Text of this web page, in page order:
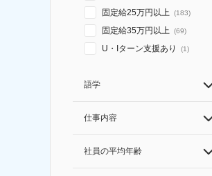
固定給25万円以上 (183)
固定給35万円以上 (69)
U・Iターン支援あり (1)
語学
仕事内容
社員の平均年齢